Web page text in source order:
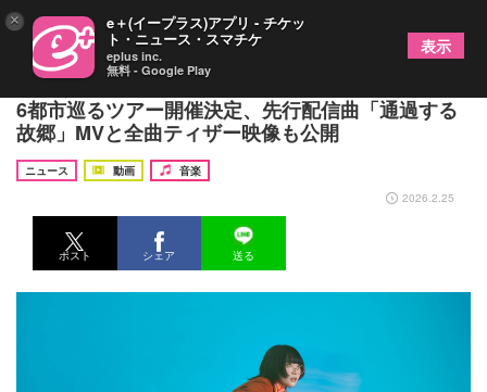
さとう。アルバムを携え、自身最大規模となる全国
6都市巡るツアー開催決定、先行配信曲「通過する
故郷」MVと全曲ティザー映像も公開
ニュース 動画
音楽
2026.2.25
ポスト シェア 送る
× e＋(イープラス)アプリ - チケッ
ト・ニュース・スマチケ
eplus inc.
無料 - Google Play
表示